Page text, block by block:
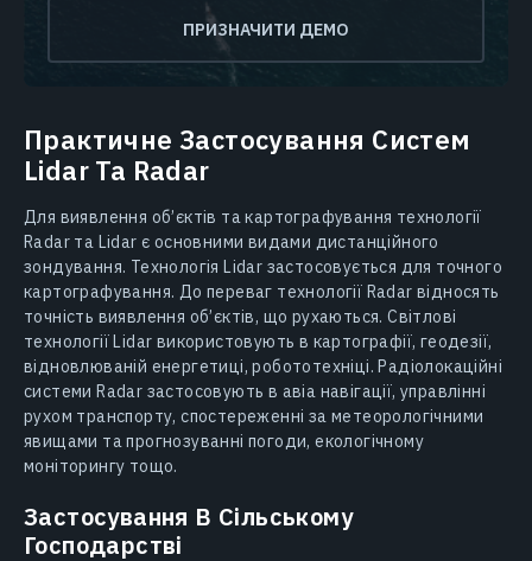
ПРИЗНАЧИТИ ДЕМО
Практичне Застосування Систем
Lidar Та Radar
Для виявлення об’єктів та картографування технології
Radar та Lidar є основними видами дистанційного
зондування. Технологія Lidar застосовується для точного
картографування. До переваг технології Radar відносять
точність виявлення об’єктів, що рухаються. Світлові
технології Lidar використовують в картографії, геодезії,
відновлюваній енергетиці, робототехніці. Радіолокаційні
системи Radar застосовують в авіа навігації, управлінні
рухом транспорту, спостереженні за метеорологічними
явищами та прогнозуванні погоди, екологічному
моніторингу тощо.
Застосування В Сільському
Господарстві